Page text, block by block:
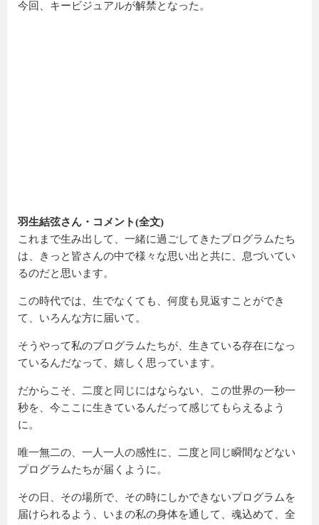
今回、キービジュアルが解禁となった。
羽生結弦さん・コメント(全文)
これまで生み出して、一緒に過ごしてきたプログラムたち
は、きっと皆さんの中で様々な思い出と共に、息づいてい
るのだと思います。
この時代では、生でなくても、何度も見返すことができ
て、いろんな方に届いて。
そうやって私のプログラムたちが、生きている存在になっ
ているんだなって、嬉しく思っています。
だからこそ、二度と同じにはならない、この世界の一秒一
秒を、今ここに生きているんだって感じてもらえるよう
に。
唯一無二の、一人一人の感性に、二度と同じ瞬間などない
プログラムたちが届くように。
その日、その場所で、その時にしかできないプログラムを
届けられるよう、いまの私の身体を通して、魂込めて、全